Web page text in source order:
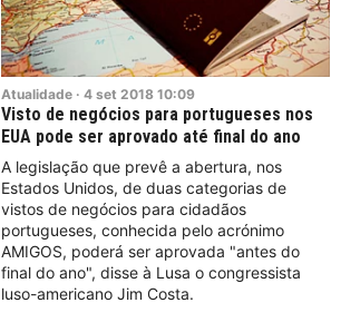
Atualidade · 4 set 2018 10:09
Visto de negócios para portugueses nos
EUA pode ser aprovado até final do ano
A legislação que prevê a abertura, nos
Estados Unidos, de duas categorias de
vistos de negócios para cidadãos
portugueses, conhecida pelo acrónimo
AMIGOS, poderá ser aprovada "antes do
final do ano", disse à Lusa o congressista
luso-americano Jim Costa.